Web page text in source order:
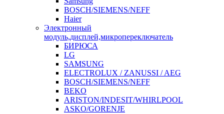
BOSCH/SIEMENS/NEFF
Haier
Электронный
модуль,дисплей,микропереключатель
БИРЮСА
LG
SAMSUNG
ELECTROLUX / ZANUSSI / AEG
BOSCH/SIEMENS/NEFF
BEKO
ARISTON/INDESIT/WHIRLPOOL
ASKO/GORENJE